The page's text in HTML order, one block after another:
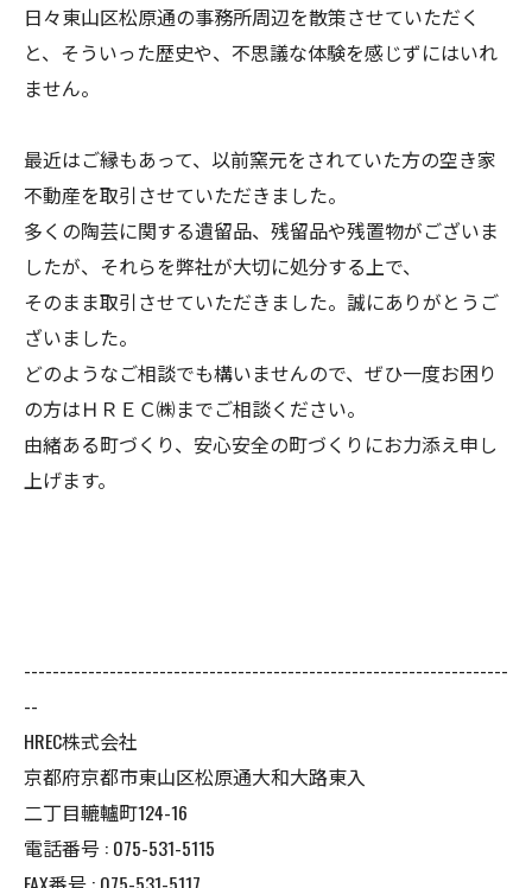
日々東山区松原通の事務所周辺を散策させていただく
と、そういった歴史や、不思議な体験を感じずにはいれ
ません。
最近はご縁もあって、以前窯元をされていた方の空き家
不動産を取引させていただきました。
多くの陶芸に関する遺留品、残留品や残置物がございま
したが、それらを弊社が大切に処分する上で、
そのまま取引させていただきました。誠にありがとうご
ざいました。
どのようなご相談でも構いませんので、ぜひ一度お困り
の方はＨＲＥＣ㈱までご相談ください。
由緒ある町づくり、安心安全の町づくりにお力添え申し
上げます。
--------------------------------------------------------------------
--
HREC株式会社
京都府京都市東山区松原通大和大路東入
二丁目轆轤町124-16
電話番号 : 075-531-5115